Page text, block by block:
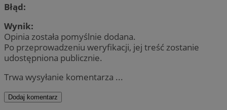
Błąd:
Wynik:
Opinia została pomyślnie dodana.
Po przeprowadzeniu weryfikacji, jej treść zostanie
udostępniona publicznie.
Trwa wysyłanie komentarza ...
Dodaj komentarz